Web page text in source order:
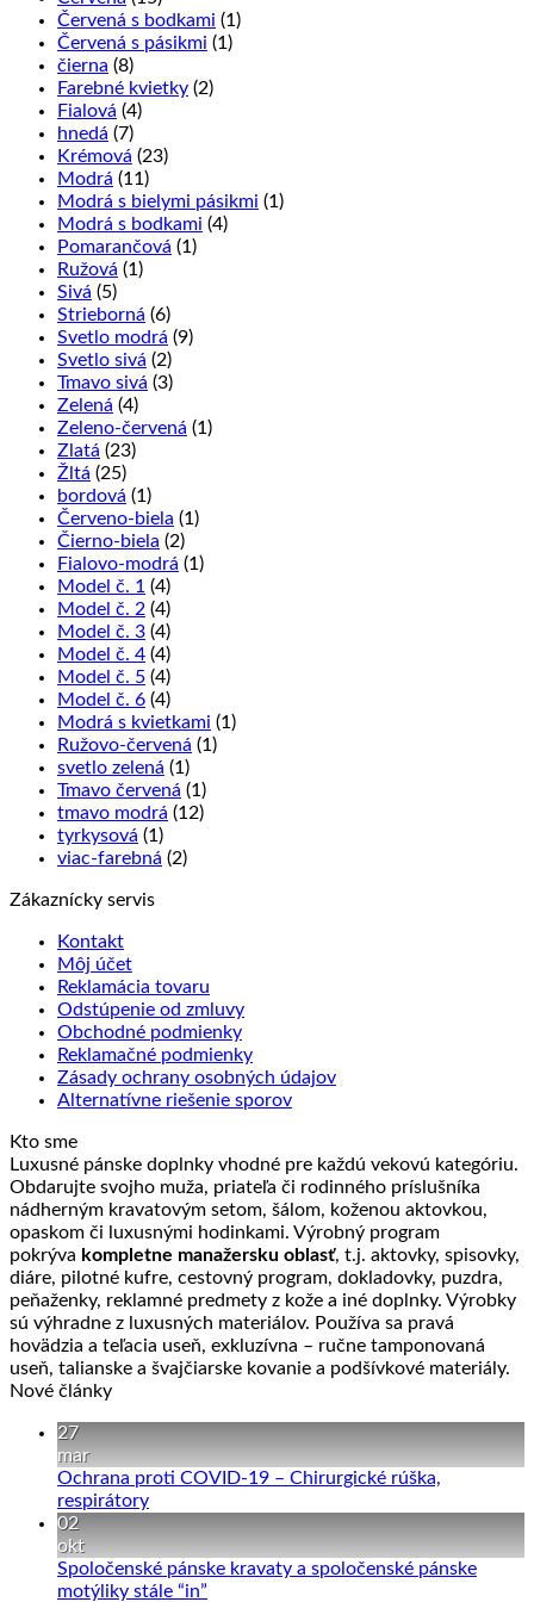
Červená s bodkami (1)
Červená s pásikmi (1)
čierna (8)
Farebné kvietky (2)
Fialová (4)
hnedá (7)
Krémová (23)
Modrá (11)
Modrá s bielymi pásikmi (1)
Modrá s bodkami (4)
Pomarančová (1)
Ružová (1)
Sivá (5)
Strieborná (6)
Svetlo modrá (9)
Svetlo sivá (2)
Tmavo sivá (3)
Zelená (4)
Zeleno-červená (1)
Zlatá (23)
Žltá (25)
bordová (1)
Červeno-biela (1)
Čierno-biela (2)
Fialovo-modrá (1)
Model č. 1 (4)
Model č. 2 (4)
Model č. 3 (4)
Model č. 4 (4)
Model č. 5 (4)
Model č. 6 (4)
Modrá s kvietkami (1)
Ružovo-červená (1)
svetlo zelená (1)
Tmavo červená (1)
tmavo modrá (12)
tyrkysová (1)
viac-farebná (2)
Zákaznícky servis
Kontakt
Môj účet
Reklamácia tovaru
Odstúpenie od zmluvy
Obchodné podmienky
Reklamačné podmienky
Zásady ochrany osobných údajov
Alternatívne riešenie sporov
Kto sme
Luxusné pánske doplnky vhodné pre každú vekovú kategóriu.
Obdarujte svojho muža, priateľa či rodinného príslušníka
nádherným kravatovým setom, šálom, koženou aktovkou,
opaskom či luxusnými hodinkami. Výrobný program
pokrýva kompletne manažersku oblasť, t.j. aktovky, spisovky,
diáre, pilotné kufre, cestovný program, dokladovky, puzdra,
peňaženky, reklamné predmety z kože a iné doplnky. Výrobky
sú výhradne z luxusných materiálov. Používa sa pravá
hovädzia a teľacia useň, exkluzívna – ručne tamponovaná
useň, talianske a švajčiarske kovanie a podšívkové materiály.
Nové články
27
mar
Ochrana proti COVID-19 – Chirurgické rúška,
respirátoryŽiadne
Ochrana
proti
02
okt
Spoločenské pánske kravaty a spoločenské pánske
motýliky stále “in”